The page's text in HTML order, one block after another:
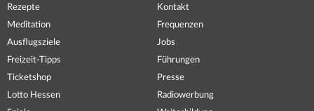
Rezepte
Meditation
Ausflugsziele
Freizeit-Tipps
Ticketshop
Lotto Hessen
Kontakt
Frequenzen
Jobs
Führungen
Presse
Radiowerbung